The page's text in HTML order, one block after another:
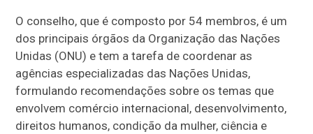
O conselho, que é composto por 54 membros, é um
dos principais órgãos da Organização das Nações
Unidas (ONU) e tem a tarefa de coordenar as
agências especializadas das Nações Unidas,
formulando recomendações sobre os temas que
envolvem comércio internacional, desenvolvimento,
direitos humanos, condição da mulher, ciência e